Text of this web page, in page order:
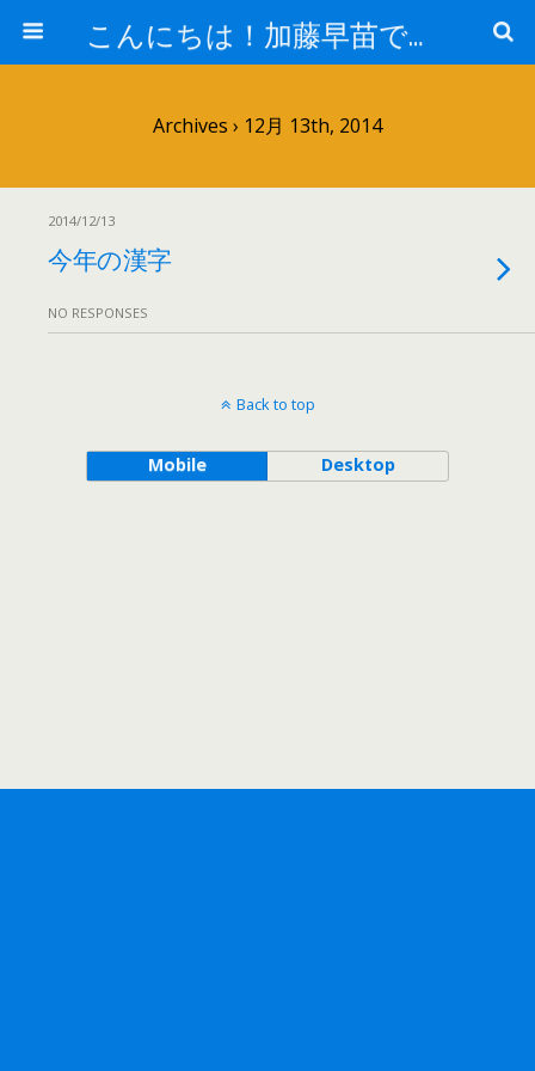
こんにちは！加藤早苗です。
Archives › 12月 13th, 2014
2014/12/13
今年の漢字
NO RESPONSES
Back to top
Mobile Desktop